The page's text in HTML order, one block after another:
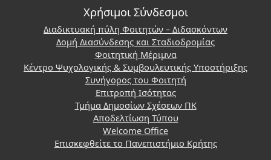
Χρήσιμοι Σύνδεσμοι
Διαδικτυακή πύλη Φοιτητών – Διδασκόντων
Δομή Διασύνδεσης και Σταδιοδρομίας
Φοιτητική Μέριμνα
Κέντρο Ψυχολογικής & Συμβουλευτικής Υποστήριξης
Συνήγορος του Φοιτητή
Επιτροπή Ισότητας
Τμήμα Δημοσίων Σχέσεων ΠΚ
Αποδελτίωση Τύπου
Welcome Office
Επισκεφθείτε το Πανεπιστήμιο Κρήτης